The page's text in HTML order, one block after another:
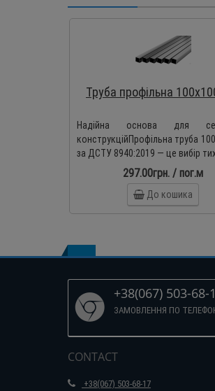
Труба профільна
Надійна основа для
конструкційПрофільна труба
за ДСТУ 8940:2019 — це вибір
297.00грн. / пог.м
До кошика
+38(067) 503-68-
ЗАМОВЛЕННЯ ПО
CONTACT
+38(067) 503-68-17